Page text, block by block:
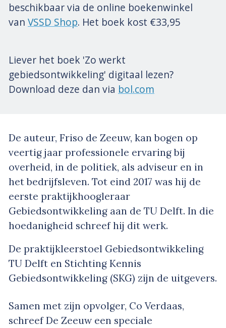
beschikbaar via de online boekenwinkel
van VSSD Shop. Het boek kost €33,95
Liever het boek 'Zo werkt
gebiedsontwikkeling' digitaal lezen?
Download deze dan via bol.com
De auteur, Friso de Zeeuw, kan bogen op
veertig jaar professionele ervaring bij
overheid, in de politiek, als adviseur en in
het bedrijfsleven. Tot eind 2017 was hij de
eerste praktijkhoogleraar
Gebiedsontwikkeling aan de TU Delft. In die
hoedanigheid schreef hij dit werk.
De praktijkleerstoel Gebiedsontwikkeling
TU Delft en Stichting Kennis
Gebiedsontwikkeling (SKG) zijn de uitgevers.
Samen met zijn opvolger, Co Verdaas,
schreef De Zeeuw een speciale